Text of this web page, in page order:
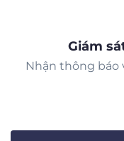
Giám
Nhận thông báo